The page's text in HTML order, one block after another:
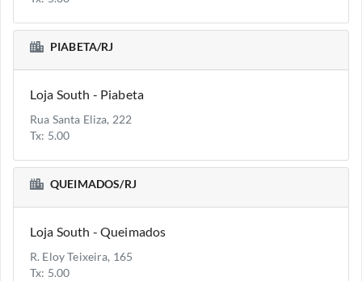
PIABETA/RJ
Loja South - Piabeta
Rua Santa Eliza, 222
Tx: 5.00
QUEIMADOS/RJ
Loja South - Queimados
R. Eloy Teixeira, 165
Tx: 5.00